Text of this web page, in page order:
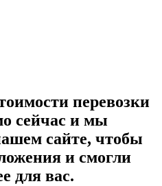
перевозки
сейчас и мы
сайте, чтобы
и смогли
для вас.